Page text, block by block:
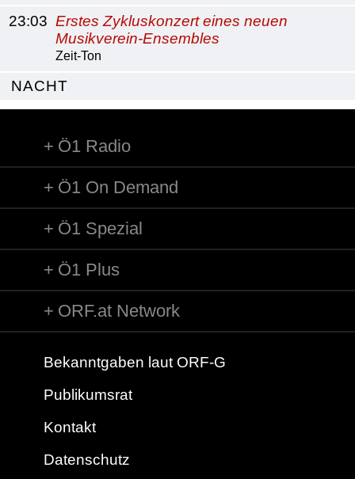
23:03 Erstes Zykluskonzert eines neuen
Musikverein-Ensembles
Zeit-Ton
NACHT
Ö1 Radio
Ö1 On Demand
Ö1 Spezial
Ö1 Plus
ORF.at Network
Bekanntgaben laut ORF-G
Publikumsrat
Kontakt
Datenschutz